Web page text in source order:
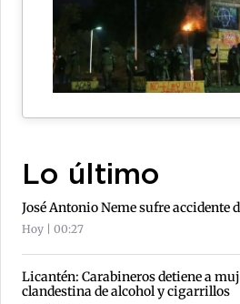
Lo último
José Antonio Neme sufre accidente
Hoy | 00:27
Licantén: Carabineros detiene a
clandestina de alcohol y cigarrillos